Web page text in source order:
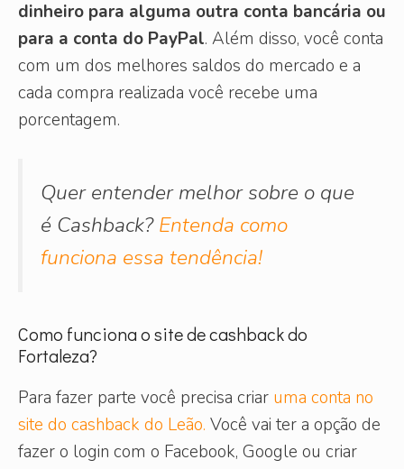
dinheiro para alguma outra conta bancária ou
para a conta do PayPal. Além disso, você conta
com um dos melhores saldos do mercado e a
cada compra realizada você recebe uma
porcentagem.
Quer entender melhor sobre o que
é Cashback?Entenda como
funciona essa tendência!
Como funciona o site de cashback do
Fortaleza?
Para fazer parte você precisa criar uma conta no
site do cashback do Leão. Você vai ter a opção de
fazer o login com o Facebook, Google ou criar